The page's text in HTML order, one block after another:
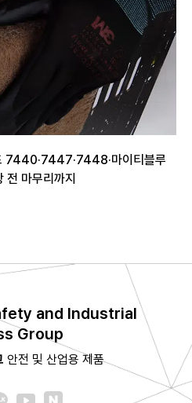
7440·7447·7448·마이티블루
전 마무리까지
and Industrial
Group
안전 및 산업용 제품